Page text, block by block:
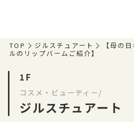
TOP ジルスチュアート
【母の
ルのリップバームご紹介】
1F
コスメ・ビューティー/
ジルスチュアート